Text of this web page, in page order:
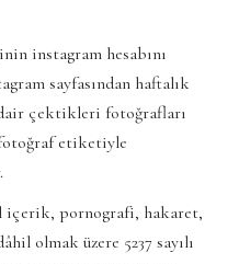
instagram hesabını
sayfasından haftalık
çektikleri fotoğrafları
etiketiyle
içerik, pornografi, hakaret,
olmak üzere 5237 sayılı